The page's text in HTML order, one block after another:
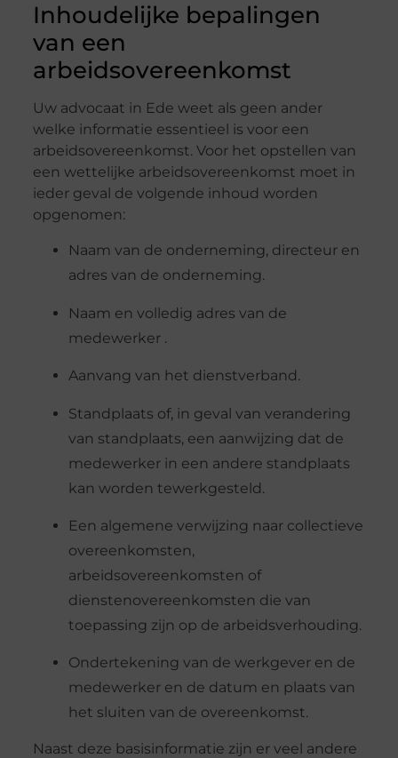
Inhoudelijke bepalingen
van een
arbeidsovereenkomst
Uw advocaat in Ede weet als geen ander
welke informatie essentieel is voor een
arbeidsovereenkomst. Voor het opstellen van
een wettelijke arbeidsovereenkomst moet in
ieder geval de volgende inhoud worden
opgenomen:
Naam van de onderneming, directeur en
adres van de onderneming.
Naam en volledig adres van de
medewerker .
Aanvang van het dienstverband.
Standplaats of, in geval van verandering
van standplaats, een aanwijzing dat de
medewerker in een andere standplaats
kan worden tewerkgesteld.
Een algemene verwijzing naar collectieve
overeenkomsten,
arbeidsovereenkomsten of
dienstenovereenkomsten die van
toepassing zijn op de arbeidsverhouding.
Ondertekening van de werkgever en de
medewerker en de datum en plaats van
het sluiten van de overeenkomst.
Naast deze basisinformatie zijn er veel andere